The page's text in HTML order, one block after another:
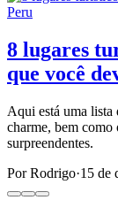
Peru
8 lugares
que você
Aqui está uma lista
charme, bem como
surpreendentes.
Por Rodrigo·15 de